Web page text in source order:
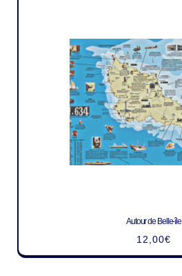
Autour de Belle-île
12,00€